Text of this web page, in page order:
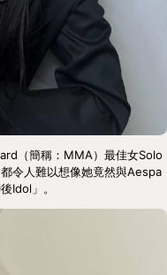
（簡稱：MMA）最佳女Solo
令人難以想像她竟然與Aespa
Idol」。